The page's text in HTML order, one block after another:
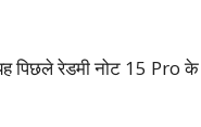
पिछले रेडमी नोट 15 Pro